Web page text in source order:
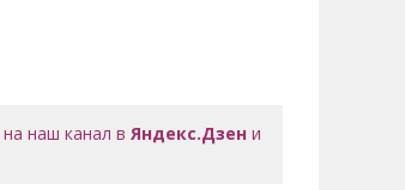
на наш канал вЯндекс.Дзен и